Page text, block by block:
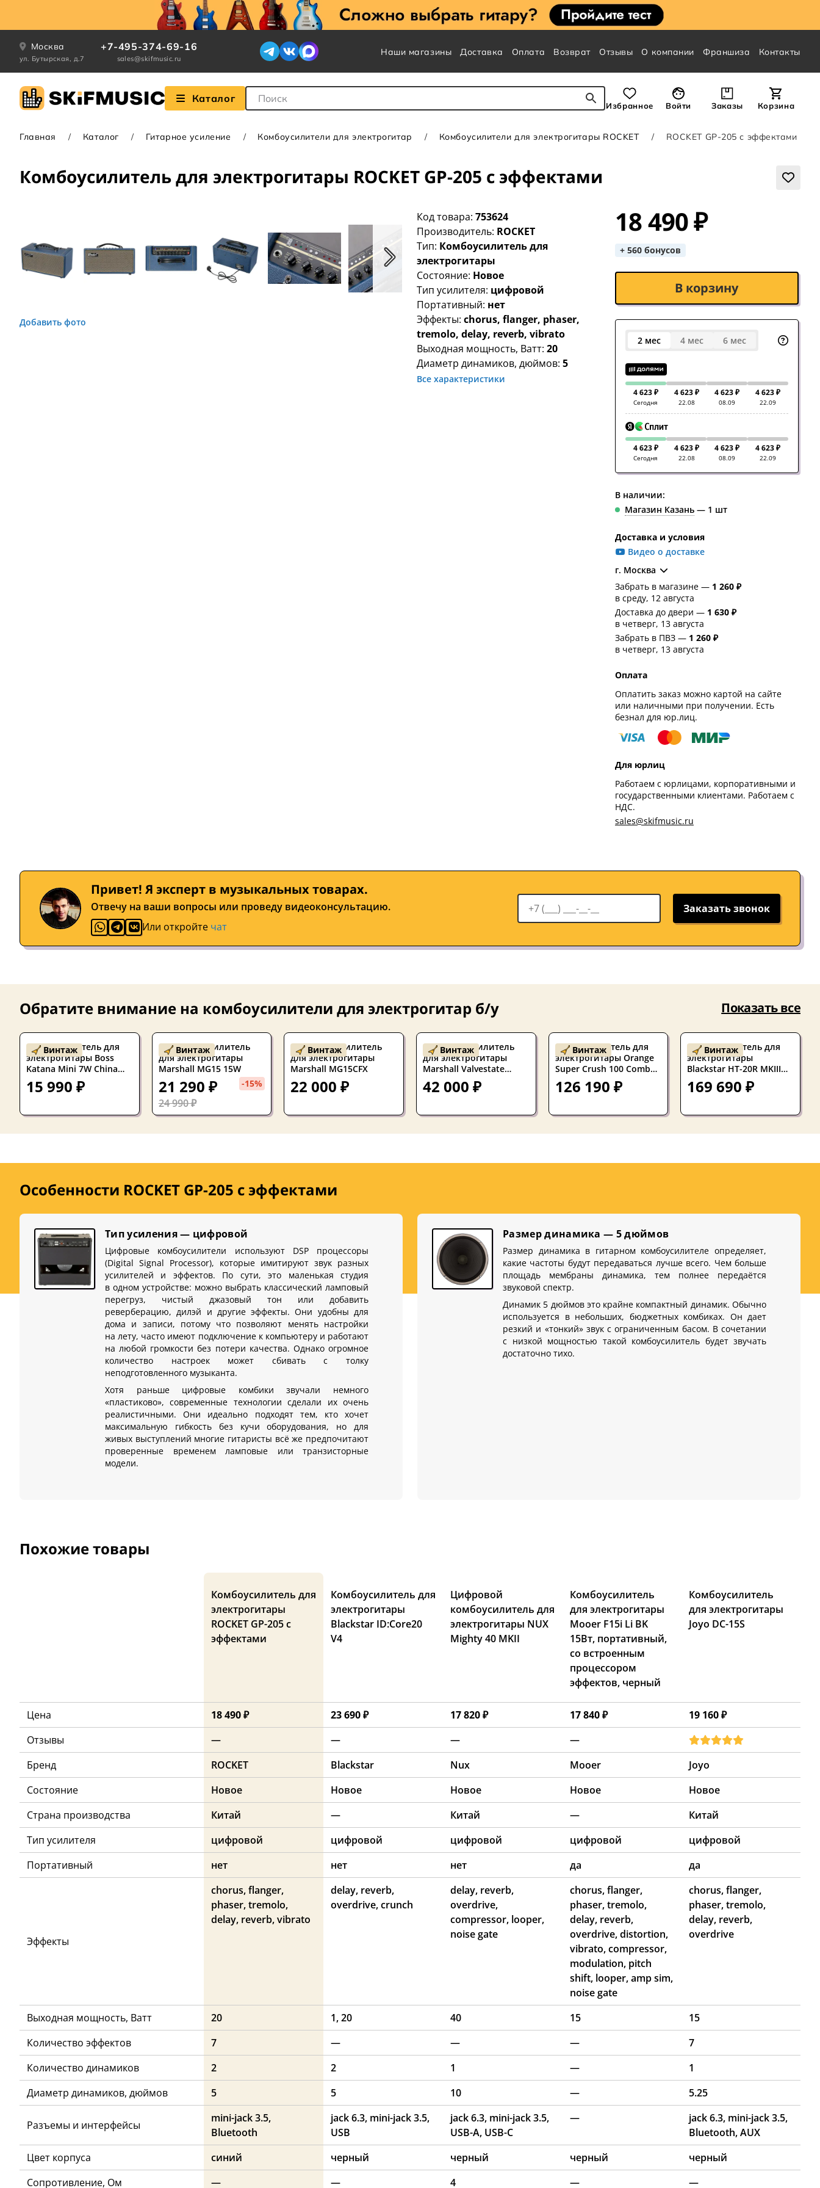
Москва
ул. Бутырская, д.7
+7-495-374-69-16
sales@skifmusic.ru
Наши магазины Доставка Оплата Возврат Отзывы О компании Франшиза Контакты
Каталог Поле для Поиска
Избранное Войти Заказы Корзина
Главная Каталог Гитарное усиление Комбоусилители для электрогитар Комбоусилители для электрогитары ROCKET ROCKET GP-205 с эффектами
Комбоусилитель для электрогитары ROCKET GP-205 с эффектами
Добавить фото
Код товара:753624
Производитель: ROCKET
Тип: Комбоусилитель для
электрогитары
Состояние: Новое
Тип усилителя: цифровой
Портативный: нет
Эффекты:chorus, flanger, phaser,
tremolo, delay, reverb, vibrato
Выходная мощность, Ватт:20
Диаметр динамиков, дюймов:5
Все характеристики
18 490 ₽
+ 560 бонусов
В корзину
2 мес 4 мес 6 мес
4 623 ₽
Сегодня
4 623 ₽
22.08
4 623 ₽
08.09
4 623 ₽
22.09
4 623 ₽
Сегодня
4 623 ₽
22.08
4 623 ₽
08.09
4 623 ₽
22.09
В наличии:
Магазин Казань— 1 шт
Доставка и условия
Видео о доставке
г. Москва
Забрать в магазине — 1 260 ₽
в среду, 12 августа
Доставка до двери — 1 630 ₽
в четверг, 13 августа
Забрать в ПВЗ — 1 260 ₽
в четверг, 13 августа
Оплата
Оплатить заказ можно картой на сайте
или наличными при получении. Есть
безнал для юр.лиц.
Для юрлиц
Работаем с юрлицами, корпоративными и
государственными клиентами. Работаем с
НДС.
sales@skifmusic.ru
Привет! Я эксперт в музыкальных товарах.
Отвечу на ваши вопросы или проведу видеоконсультацию.
Или откройте чат
Заказать звонок
Обратите внимание на комбоусилители для электрогитар б/у Показать все
Винтаж
Комбоусилитель для
электрогитары Boss
Katana Mini 7W China
2020's
15 990 ₽
Винтаж
Б/У Комбоусилитель
для электрогитары
Marshall MG15 15W
21 290 ₽ -15%
24 990 ₽
Винтаж
Б/У Комбоусилитель
для электрогитары
Marshall MG15CFX
22 000 ₽
Винтаж
Б/У Комбоусилитель
для электрогитары
Marshall Valvestate
VS30R Англия, 1999
42 000 ₽
Винтаж
Комбоусилитель для
электрогитары Orange
Super Crush 100 Combo
Black
126 190 ₽
Винтаж
Комбоусилитель для
электрогитары
Blackstar HT-20R MKIII
Black 20W 1x12
169 690 ₽
Особенности ROCKET GP-205 с эффектами
Тип усиления — цифровой
Цифровые комбоусилители используют DSP процессоры
(Digital Signal Processor), которые имитируют звук разных
усилителей и эффектов. По сути, это маленькая студия
в одном устройстве: можно выбрать классический ламповый
перегруз, чистый джазовый тон или добавить
реверберацию, дилэй и другие эффекты. Они удобны для
дома и записи, потому что позволяют менять настройки
на лету, часто имеют подключение к компьютеру и работают
на любой громкости без потери качества. Однако огромное
количество настроек может сбивать с толку
неподготовленного музыканта.
Хотя раньше цифровые комбики звучали немного
«пластиково», современные технологии сделали их очень
реалистичными. Они идеально подходят тем, кто хочет
максимальную гибкость без кучи оборудования, но для
живых выступлений многие гитаристы всё же предпочитают
проверенные временем ламповые или транзисторные
модели.
Размер динамика — 5 дюймов
Размер динамика в гитарном комбоусилителе определяет,
какие частоты будут передаваться лучше всего. Чем больше
площадь мембраны динамика, тем полнее передаётся
звуковой спектр.
Динамик 5 дюймов это крайне компактный динамик. Обычно
используется в небольших, бюджетных комбиках. Он дает
резкий и «тонкий» звук с ограниченным басом. В сочетании
с низкой мощностью такой комбоусилитель будет звучать
достаточно тихо.
Похожие товары
Комбоусилитель для
электрогитары
ROCKET GP-205 с
эффектами
Комбоусилитель для
электрогитары
Blackstar ID:Core20
V4
Цифровой
комбоусилитель для
электрогитары NUX
Mighty 40 MKII
Комбоусилитель
для электрогитары
Mooer F15i Li BK
15Вт, портативный,
со встроенным
процессором
эффектов, черный
Комбоусилитель
для электрогитары
Joyo DC-15S
Цена 18 490 ₽ 23 690 ₽ 17 820 ₽ 17 840 ₽
19 160 ₽
Отзывы
— — —
—
Бренд
ROCKET Blackstar Nux Mooer
Joyo
Состояние
Новое Новое Новое Новое
Новое
Страна производства
Китай — Китай —
Китай
Тип усилителя
цифровой цифровой цифровой цифровой
цифровой
Портативный
нет нет нет да да
Эффекты
chorus, flanger,
phaser, tremolo,
delay, reverb, vibrato
delay, reverb,
overdrive, crunch
delay, reverb,
overdrive,
compressor, looper,
noise gate
chorus, flanger,
phaser, tremolo,
delay, reverb,
overdrive, distortion,
vibrato, compressor,
modulation, pitch
shift, looper, amp sim,
noise gate
chorus, flanger,
phaser, tremolo,
delay, reverb,
overdrive
Выходная мощность, Ватт 20 1, 20 40 15
15
Количество эффектов
7 — — —
7
Количество динамиков
2 2 1 —
1
Диаметр динамиков, дюймов
5 5 10 — 5.25
Разъемы и интерфейсы
mini-jack 3.5,
Bluetooth
jack 6.3, mini-jack 3.5,
USB
jack 6.3, mini-jack 3.5,
USB-A, USB-C
—
jack 6.3, mini-jack 3.5,
Bluetooth, AUX
Цвет корпуса
синий черный черный черный
черный
Сопротивление, Ом
— — 4 — —